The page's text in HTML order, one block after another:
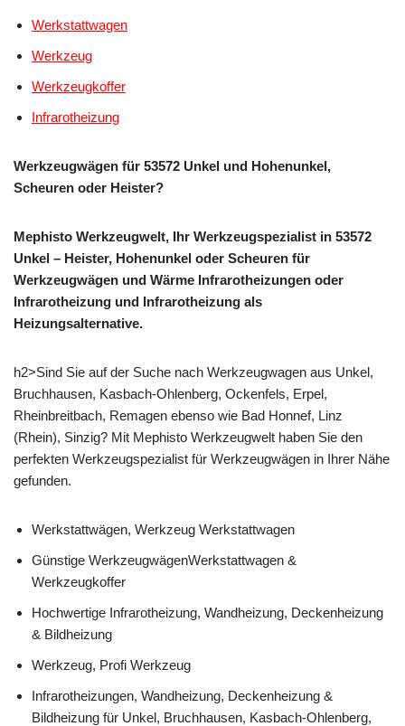
Werkstattwagen
Werkzeug
Werkzeugkoffer
Infrarotheizung
Werkzeugwägen für 53572 Unkel und Hohenunkel,
Scheuren oder Heister?
Mephisto Werkzeugwelt, Ihr Werkzeugspezialist in 53572
Unkel – Heister, Hohenunkel oder Scheuren für
Werkzeugwägen und Wärme Infrarotheizungen oder
Infrarotheizung und Infrarotheizung als
Heizungsalternative.
h2>Sind Sie auf der Suche nach Werkzeugwagen aus Unkel,
Bruchhausen, Kasbach-Ohlenberg, Ockenfels, Erpel,
Rheinbreitbach, Remagen ebenso wie Bad Honnef, Linz
(Rhein), Sinzig? Mit Mephisto Werkzeugwelt haben Sie den
perfekten Werkzeugspezialist für Werkzeugwägen in Ihrer Nähe
gefunden.
Werkstattwägen, Werkzeug Werkstattwagen
Günstige WerkzeugwägenWerkstattwagen &
Werkzeugkoffer
Hochwertige Infrarotheizung, Wandheizung, Deckenheizung
& Bildheizung
Werkzeug, Profi Werkzeug
Infrarotheizungen, Wandheizung, Deckenheizung &
Bildheizung für Unkel, Bruchhausen, Kasbach-Ohlenberg,